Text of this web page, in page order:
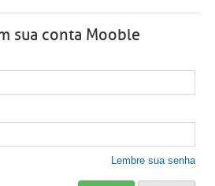
sua conta Mooble
Lembre sua senha